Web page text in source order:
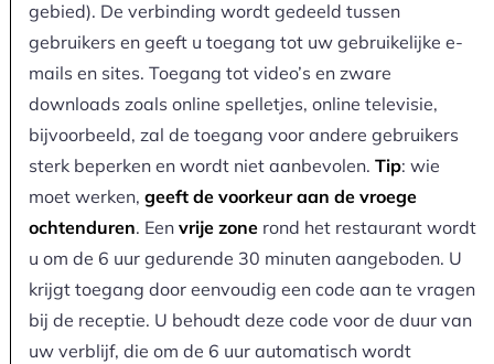
gebied). De verbinding wordt gedeeld tussen
gebruikers en geeft u toegang tot uw gebruikelijke e-
mails en sites. Toegang tot video’s en zware
downloads zoals online spelletjes, online televisie,
bijvoorbeeld, zal de toegang voor andere gebruikers
sterk beperken en wordt niet aanbevolen. Tip: wie
moet werken, geeft de voorkeur aan de vroege
ochtenduren. Eenvrije zonerond het restaurant wordt
u om de 6 uur gedurende 30 minuten aangeboden. U
krijgt toegang door eenvoudig een code aan te vragen
bij de receptie. U behoudt deze code voor de duur van
uw verblijf, die om de 6 uur automatisch wordt